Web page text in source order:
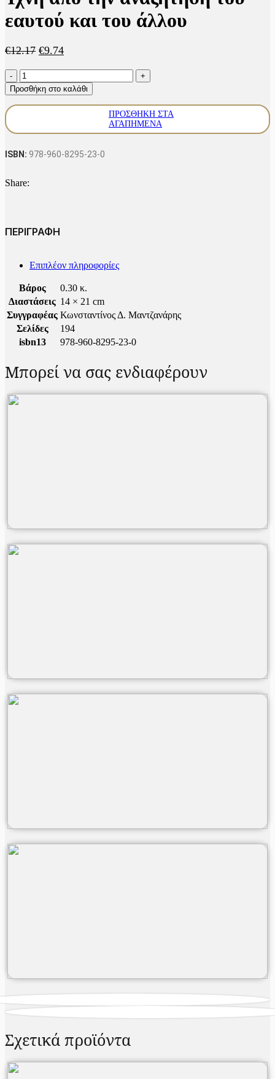
εαυτού και του άλλου
€12.17 Original
€12.17.
€9.74Η
είναι:
€9.74.
Ίχνη
από
την
αναζήτηση
του
Προσθήκη στο καλάθι
ΠΡΟΣΘΉΚΗ ΣΤΑ
ΑΓΑΠΗΜΈΝΑ
ISBN: 978-960-8295-23-0
Share:
ΠΕΡΙΓΡΑΦΗ
Επιπλέον πληροφορίες
Βάρος
0.30 κ.
Διαστάσεις 14 × 21 cm
Συγγραφέας Κωνσταντίνος Δ. Μαντζανάρης
Σελίδες
194
isbn13
978-960-8295-23-0
Μπορεί να σας ενδιαφέρουν
Σχετικά προϊόντα